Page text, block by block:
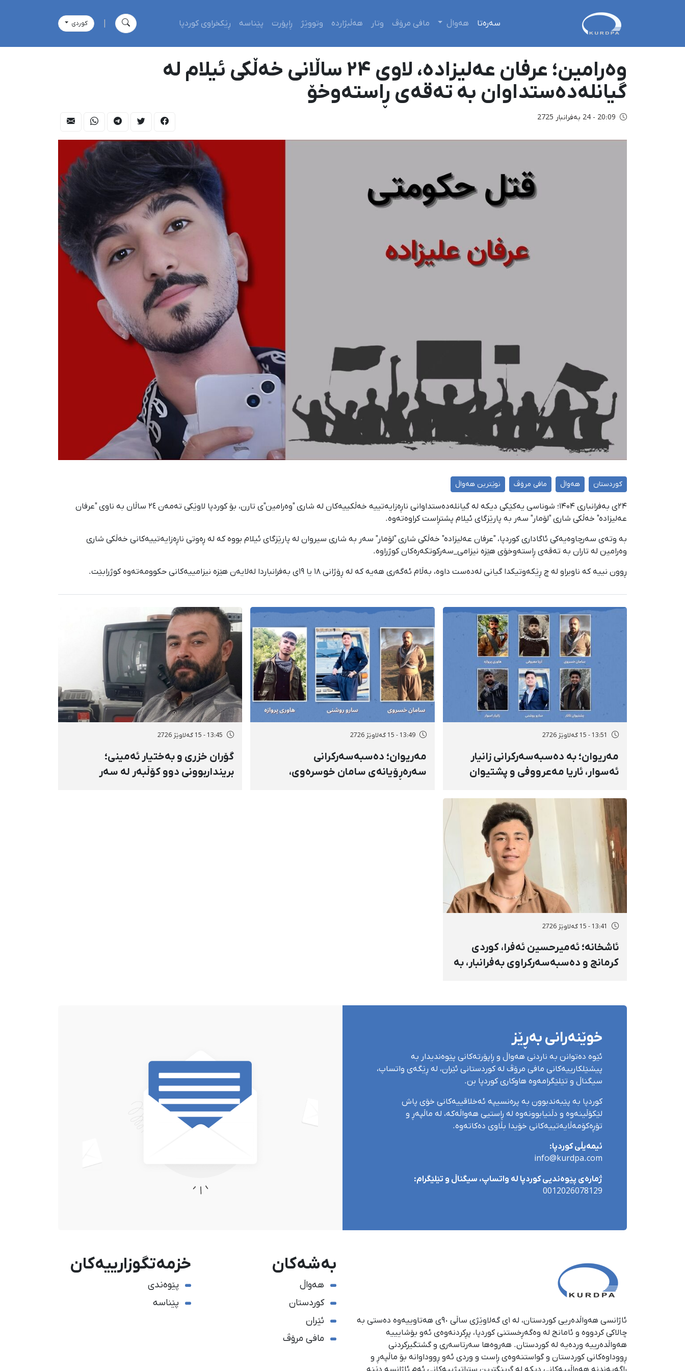
سەرەتا هەواڵ مافی مرۆڤ وتار هەڵبژاردە وتووێژ ڕاپۆرت پێناسە ڕێکخراوی کوردپا كوردی
وەرامین؛ عرفان عەلیزاده، لاوی ۲۴ ساڵانی خەڵکی ئیلام لە
گیانلەدەستداوان بە تەقەی ڕاستەوخۆ
20:09 - 24 بەفرانبار 2725
کوردستان هەواڵ مافی مرۆڤ نوێترین هەواڵ
۲۴ی بەفرانباری ۱۴۰۴؛ شوناسی یەکێکی دیکە لە گیانلەدەستداوانی ناڕەزایەتییە خەڵکییەکان لە شاری "وەرامین"ی تارن، بۆ کوردپا لاوێکی تەمەن ٢٤ ساڵان بە ناوی "عرفان
عەلیزادە" خەڵکی شاری "لۆمار" سەر بە پارێزگای ئیلام پشتڕاست کراوەتەوە.
بە وتەی سەرچاوەیەکی ئاگاداری کوردپا، "عرفان عەلیزادە" خەڵکی شاری "لۆمار" سەر بە شاری سیروان لە پارێزگای ئیلام بووە کە لە ڕەوتی ناڕەزایەتییەکانی خەڵکی شاری
وەرامین لە تاران بە تەقەی ڕاستەوخۆی هێزە نیزامی_سەرکوتکەرەکان کوژراوە.
ڕوون نییە کە ناوبراو لە چ ڕێکەوتیكدا گیانی لەدەست داوە، بەڵام ئەگەری هەیە کە لە ڕۆژانی ١٨ یا ١٩ی بەفرانباردا لەلایەن هێزە نیزامییەکانی حکوومەتەوە کوژرابێت.
13:51 - 15 گەلاوێژ 2726
مەریوان؛ بە دەسبەسەرکرانی زانیار
ئەسوار، ئاریا مەعرووفی و پشتیوان
سەرەڕۆیانە لە ئاوایی «نێ» بۆ شەش
کەس زیادی کرد
13:49 - 15 گەلاوێژ 2726
مەریوان؛ دەسبەسەرکرانی
سەرەڕۆیانەی سامان خوسرەوی،
13:45 - 15 گەلاوێژ 2726
گۆران خزری و بەختیار ئەمینی؛
برینداربوونی دوو کۆڵبەر لە سەر
13:41 - 15 گەلاوێژ 2726
ئاشخانە؛ ئەمیرحسین ئەفرا، کوردی
کرمانج و دەسبەسەرکراوی بەفرانبار، بە
خوێنەرانی بەڕێز
ئێوە دەتوانن بە ناردنی هەواڵ و ڕاپۆرتەکانی پێوەندیدار بە
پیشێلکارییەکانی مافی مرۆڤ لە کوردستانی ئێران، لە ڕێگەی واتساپ،
سیگناڵ و تێلێگرامەوە هاوکاری کوردپا بن.
کوردپا بە پێبەندبوون بە پرەنسیپە ئەخلاقییەکانی خۆی پاش
لێکۆڵینەوە و دڵنیابوونەوە لە ڕاستیی هەواڵەکە، لە ماڵپەڕ و
تۆڕەکۆمەڵایەتییەکانی خۆیدا بڵاوی دەکاتەوە.
ئیمەیڵی کوردپا:
info@kurdpa.com
ژمارەی پێوەندیی کوردپا لە واتساپ، سیگناڵ و تێلێگرام:
0012026078129
ئاژانسی هەواڵدەریی کوردستان، لە ١ی گەلاوێژی ساڵی ٩٠ی هەتاوییەوە دەستی بە
چالاکی کردووە و ئامانج لە وەگەڕخستنی كوردپا، پڕكردنەوەی ئەو بۆشایییە
هەواڵدەرییە وردەیە لە كوردستان. هەروەها سەرتاسەری و گشتگیركردنی
ڕووداوەكانی كوردستان و گواستنەوەی ڕاست و وردی ئەو ڕووداوانە بۆ ماڵپەڕ و
بەشەکان
هەواڵ
کوردستان
ئێران
مافی مرۆڤ
خزمەتگوزارییەکان
پێوەندی
پێناسە